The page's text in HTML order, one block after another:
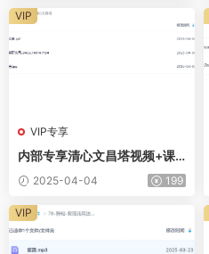
VIP专享
内部专享清心文昌塔视频+课
件 2025-04-04 199
VIP
VIP